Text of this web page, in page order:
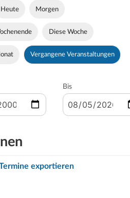
Heute Morgen
Diese Woche
Vergangene Veranstaltungen
Bis
exportieren